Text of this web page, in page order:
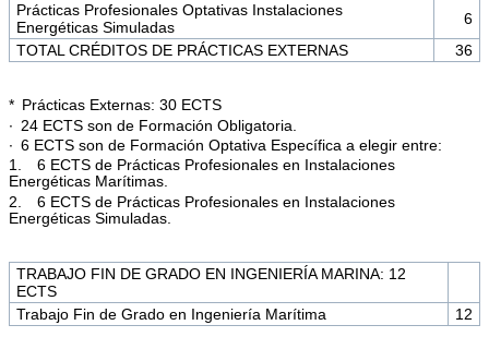
Prácticas Profesionales Optativas Instalaciones
Energéticas Simuladas
6
TOTAL CRÉDITOS DE PRÁCTICAS EXTERNAS
36
* Prácticas Externas: 30 ECTS
∙ 24 ECTS son de Formación Obligatoria.
∙ 6 ECTS son de Formación Optativa Específica a elegir entre:
1. 6 ECTS de Prácticas Profesionales en Instalaciones
Energéticas Marítimas.
2. 6 ECTS de Prácticas Profesionales en Instalaciones
Energéticas Simuladas.
TRABAJO FIN DE GRADO EN INGENIERÍA MARINA: 12
ECTS
Trabajo Fin de Grado en Ingeniería Marítima
12